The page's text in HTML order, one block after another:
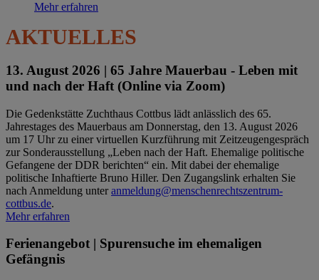
Mehr erfahren
AKTUELLES
13. August 2026 | 65 Jahre Mauerbau - Leben mit
und nach der Haft (Online via Zoom)
Die Gedenkstätte Zuchthaus Cottbus lädt anlässlich des 65.
Jahrestages des Mauerbaus am Donnerstag, den 13. August 2026
um 17 Uhr zu einer virtuellen Kurzführung mit Zeitzeugengespräch
zur Sonderausstellung „Leben nach der Haft. Ehemalige politische
Gefangene der DDR berichten“ ein. Mit dabei der ehemalige
politische Inhaftierte Bruno Hiller. Den Zugangslink erhalten Sie
nach Anmeldung unteranmeldung@menschenrechtszentrum-
cottbus.de.
Mehr erfahren
Ferienangebot | Spurensuche im ehemaligen
Gefängnis